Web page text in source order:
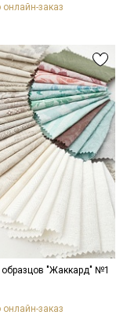
онлайн-заказ
"Жаккард" №1
онлайн-заказ